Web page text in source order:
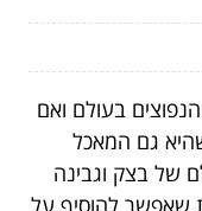
בעולם ואם
גם המאכל
של בצק וגבינה
שאפשר להוסיף על